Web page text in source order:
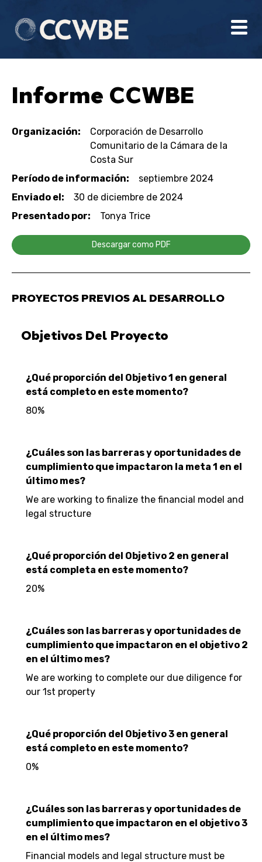
Informe CCWBE
Organización:
Corporación de Desarrollo
Comunitario de la Cámara de la
Costa Sur
Período de información:
septiembre 2024
Enviado el:
30 de diciembre de 2024
Presentado por:
Tonya Trice
Descargar como PDF
PROYECTOS PREVIOS AL DESARROLLO
Objetivos Del Proyecto
¿Qué proporción del Objetivo 1 en general
está completo en este momento?
80%
¿Cuáles son las barreras y oportunidades de
cumplimiento que impactaron la meta 1 en el
último mes?
We are working to finalize the financial model and
legal structure
¿Qué proporción del Objetivo 2 en general
está completa en este momento?
20%
¿Cuáles son las barreras y oportunidades de
cumplimiento que impactaron en el objetivo 2
en el último mes?
We are working to complete our due diligence for
our 1st property
¿Qué proporción del Objetivo 3 en general
está completo en este momento?
0%
¿Cuáles son las barreras y oportunidades de
cumplimiento que impactaron en el objetivo 3
en el último mes?
Financial models and legal structure must be